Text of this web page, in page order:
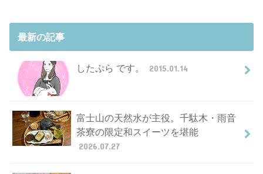
最新の記事
したぷら です。 2015.01.14
富士山の天然水が主役。千駄木・雨音
茶寮の限定和スイーツを堪能
2026.07.27